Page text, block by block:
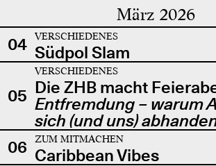
März 2026
04 VERSCHIEDENES
Südpol Slam
05
VERSCHIEDENES
Die ZHB macht
Entfremdung – warum
sich (und uns)
06
ZUM MITMACHEN
Caribbean Vibes